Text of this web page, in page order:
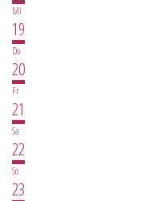
Mi
19
Do
20
Fr
21
Sa
22
So
23